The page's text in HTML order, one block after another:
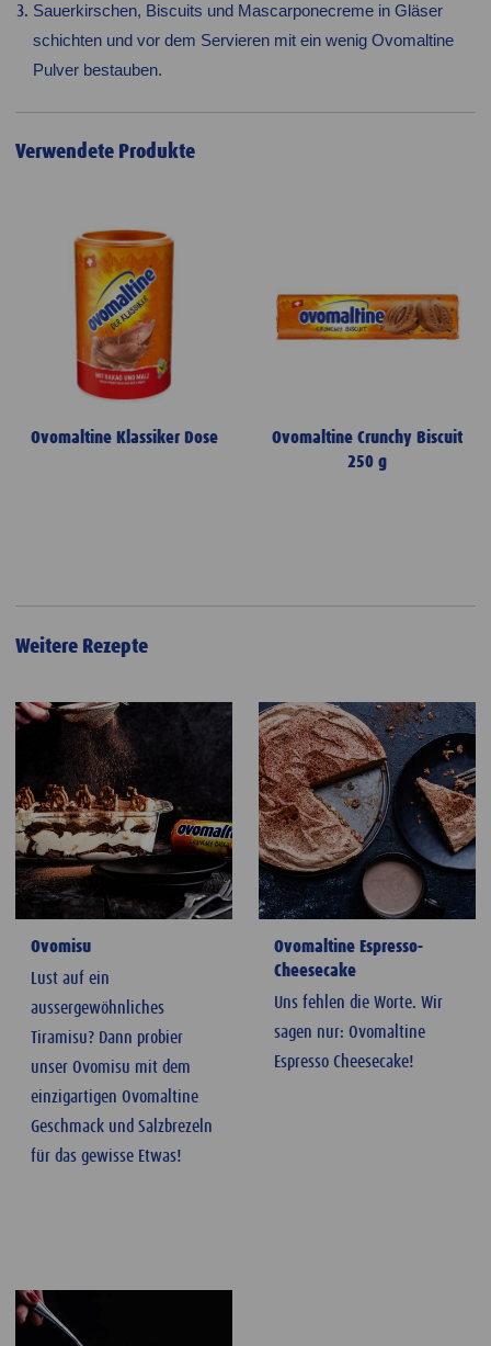
Sauerkirschen, Biscuits und Mascarponecreme in Gläser
schichten und vor dem Servieren mit ein wenig Ovomaltine
Pulver bestauben.
Verwendete Produkte
Ovomaltine Klassiker Dose
Ovomaltine Crunchy Biscuit
250 g
Weitere Rezepte
Ovomisu
Lust auf ein
aussergewöhnliches
Tiramisu? Dann probier
unser Ovomisu mit dem
einzigartigen Ovomaltine
Geschmack und Salzbrezeln
für das gewisse Etwas!
Ovomaltine Espresso-
Cheesecake
Uns fehlen die Worte. Wir
sagen nur: Ovomaltine
Espresso Cheesecake!